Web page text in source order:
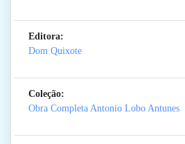
Editora:
Dom Quixote
Coleção:
Obra Completa Antonio Lobo Antunes